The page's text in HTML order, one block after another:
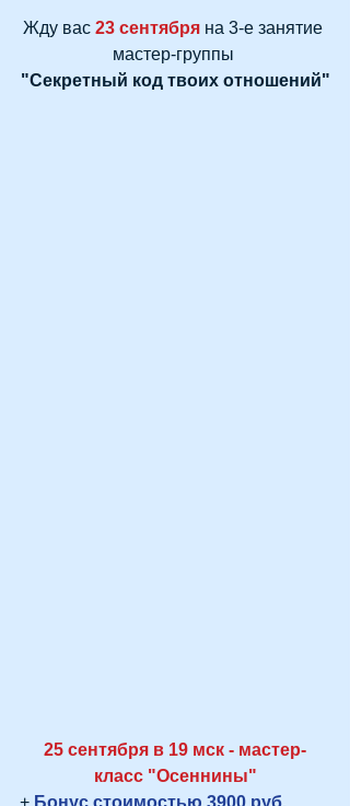
Жду вас 23 сентября на 3-е занятие
мастер-группы
"Секретный код твоих отношений"
25 сентября в 19 мск - мастер-
класс "Осеннины"
+ Бонус стоимостью 3900 руб.